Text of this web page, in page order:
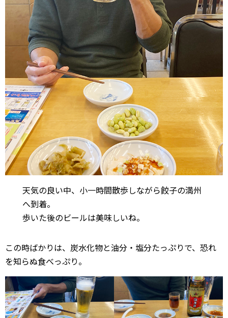
天気の良い中、小一時間散歩しながら餃子の満州
へ到着。
歩いた後のビールは美味しいね。
この時ばかりは、炭水化物と油分・塩分たっぷりで、恐れ
を知らぬ食べっぷり。